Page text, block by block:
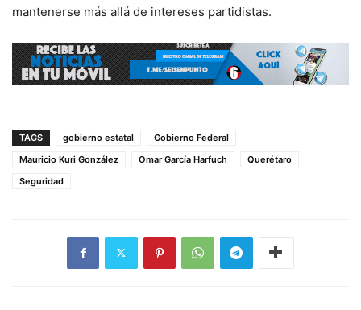
mantenerse más allá de intereses partidistas.
TAGS gobierno estatal
Gobierno Federal
Mauricio Kuri González
Omar García Harfuch
Querétaro
Seguridad